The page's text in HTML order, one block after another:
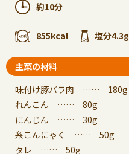
約10分
855kcal 塩分4.3g
主菜の材料
味付け豚バラ肉 …… 180g
れんこん …… 80g
にんじん …… 30g
糸こんにゃく …… 50g
タレ …… 50g